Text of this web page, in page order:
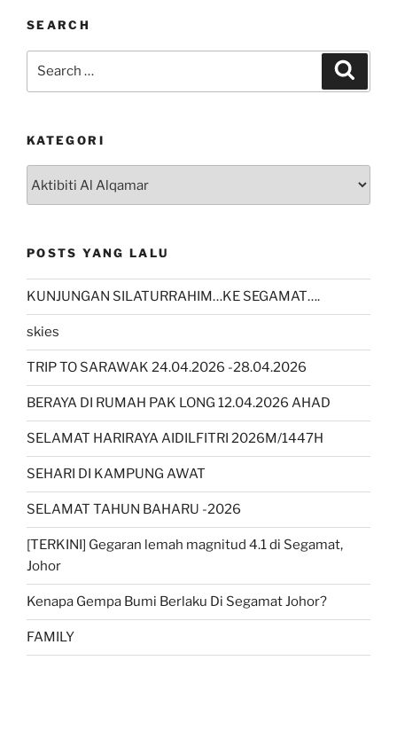
SEARCH
KATEGORI
POSTS YANG LALU
KUNJUNGAN SILATURRAHIM…KE SEGAMAT….
skies
TRIP TO SARAWAK 24.04.2026 -28.04.2026
BERAYA DI RUMAH PAK LONG 12.04.2026 AHAD
SELAMAT HARIRAYA AIDILFITRI 2026M/1447H
SEHARI DI KAMPUNG AWAT
SELAMAT TAHUN BAHARU -2026
[TERKINI] Gegaran lemah magnitud 4.1 di Segamat,
Johor
Kenapa Gempa Bumi Berlaku Di Segamat Johor?
FAMILY